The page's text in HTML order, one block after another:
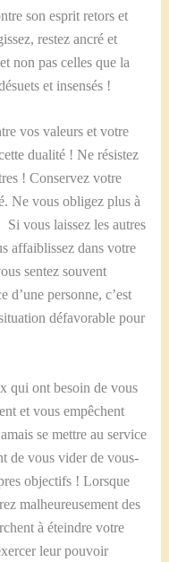
son esprit retors et
restez ancré et
non pas celles que la
et insensés !
vos valeurs et votre
dualité ! Ne résistez
! Conservez votre
Ne vous obligez plus à
vous laissez les autres
affaiblissez dans votre
sentez souvent
d’une personne, c’est
défavorable pour
qui ont besoin de vous
et vous empêchent
se mettre au service
de vous vider de vous-
objectifs ! Lorsque
malheureusement des
à éteindre votre
leur pouvoir